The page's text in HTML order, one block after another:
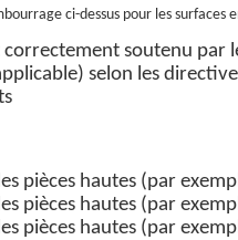
ci-dessus pour les surfaces
correctement soutenu par
selon les
pièces hautes (par
pièces hautes (par
pièces hautes (par